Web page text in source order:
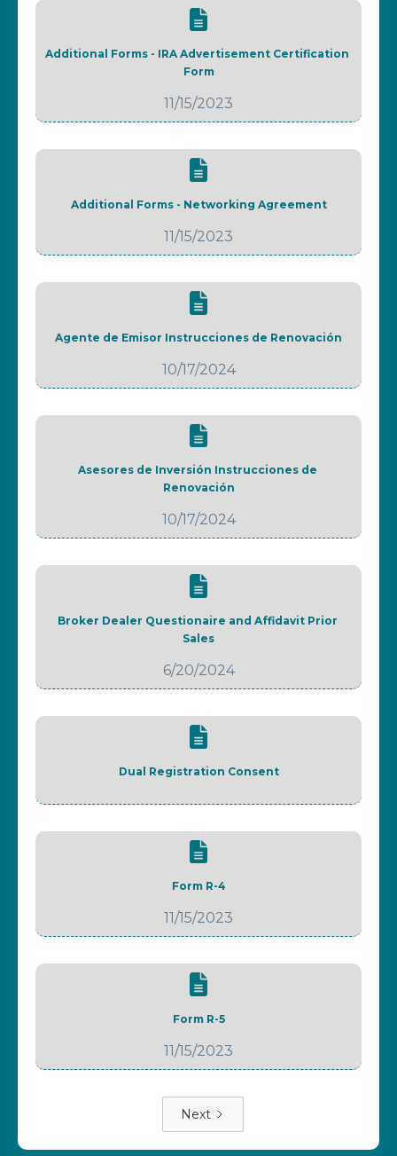
Additional Forms - IRA Advertisement Certification
Form
11/15/2023
Additional Forms - Networking Agreement
11/15/2023
Agente de Emisor Instrucciones de Renovación
10/17/2024
Asesores de Inversión Instrucciones de
Renovación
10/17/2024
Broker Dealer Questionaire and Affidavit Prior
Sales
6/20/2024
Dual Registration Consent
Form R-4
11/15/2023
Form R-5
11/15/2023
Next